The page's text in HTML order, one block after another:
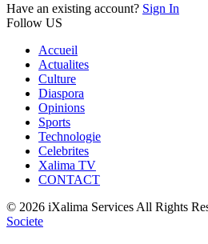
Have an existing account? Sign In
Follow US
Accueil
Actualites
Culture
Diaspora
Opinions
Sports
Technologie
Celebrites
Xalima TV
CONTACT
© 2026 iXalima Services All Rights
Societe